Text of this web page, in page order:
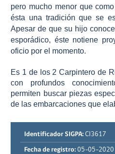
pero mucho menor que
ésta una tradición que se
Apesar de que su hijo
esporádico, éste notiene
oficio por el momento.
Es 1 de los 2 Carpintero de
con profundos
permiten buscar piezas
de las embarcaciones que
Identificador SIGPA: CI3617
Fecha de registro: 05-05-2020